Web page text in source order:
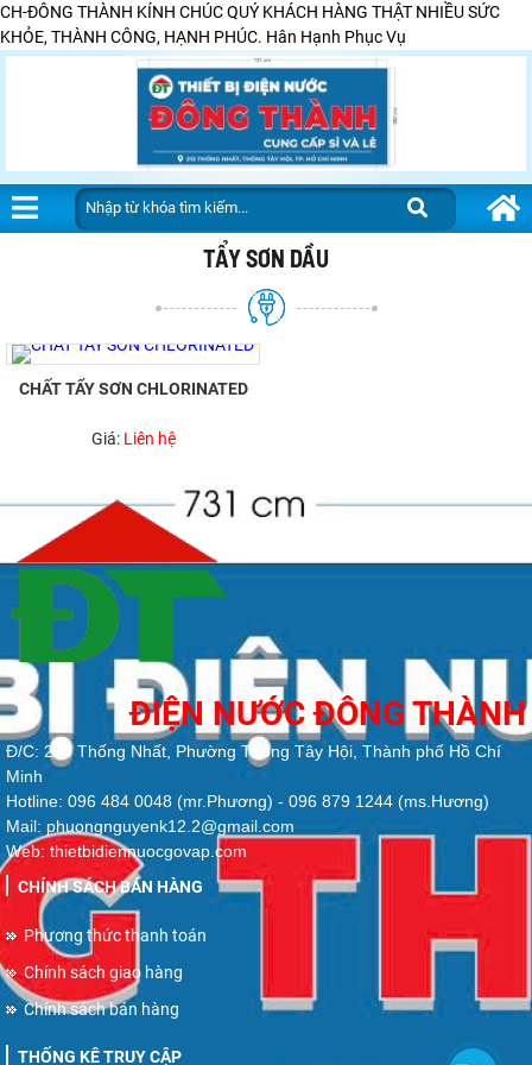
CH-ĐÔNG THÀNH KÍNH CHÚC QUÝ KHÁCH HÀNG THẬT NHIỀU SỨC
KHỎE, THÀNH CÔNG, HẠNH PHÚC. Hân Hạnh Phục Vụ
TẨY SƠN DẦU
CHẤT TẨY SƠN CHLORINATED
Giá: Liên hệ
ĐIỆN NƯỚC ĐÔNG THÀNH
Đ/C: 213 Thống Nhất, Phường Thông Tây Hội, Thành phố Hồ Chí
Minh
Hotline: 096 484 0048 (mr.Phương) - 096 879 1244 (ms.Hương)
Mail: phuongnguyenk12.2@gmail.com
Web: thietbidiennuocgovap.com
CHÍNH SÁCH BÁN HÀNG
Phương thức thanh toán
Chính sách giao hàng
Chính sách bán hàng
THỐNG KÊ TRUY CẬP